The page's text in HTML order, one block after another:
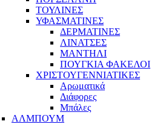
ΤΟΥΛΙΝΕΣ
ΥΦΑΣΜΑΤΙΝΕΣ
ΔΕΡΜΑΤΙΝΕΣ
ΛΙΝΑΤΣΕΣ
ΜΑΝΤΗΛΙ
ΠΟΥΓΚΙΑ ΦΑΚΕΛΟΙ
ΧΡΙΣΤΟΥΓΕΝΝΙΑΤΙΚΕΣ
Αρωματικά
Διάφορες
Μπάλες
ΑΛΜΠΟΥΜ